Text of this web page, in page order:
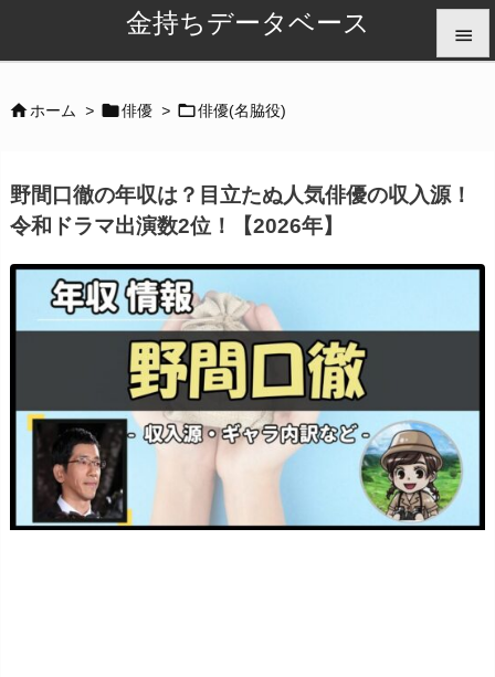
金持ちデータベース 


ホーム > 俳優 > 俳優(名脇役)
野間口徹の年収は？目立たぬ人気俳優の収入源！
令和ドラマ出演数2位！【2026年】